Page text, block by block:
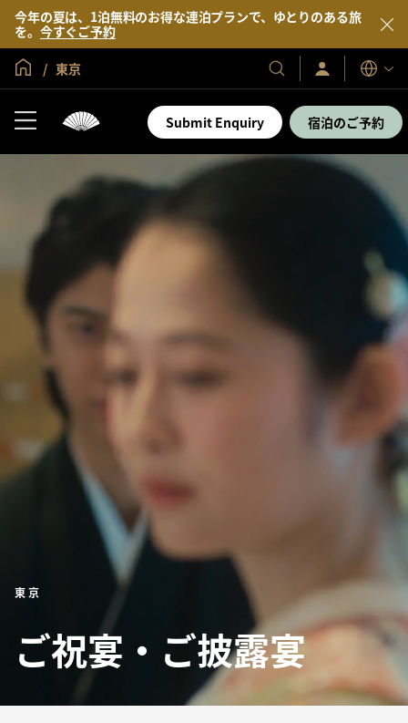
今年の夏は、1泊無料のお得な連泊プランで、ゆとりのある旅
を。 今すぐご予約
グローバル ホーム
東京
当
社
の
ホ
サ
イ
ン
／
す
表
示
言
語
Submit Enquiry 宿泊のご予約
東京
ご祝宴・ご披露宴